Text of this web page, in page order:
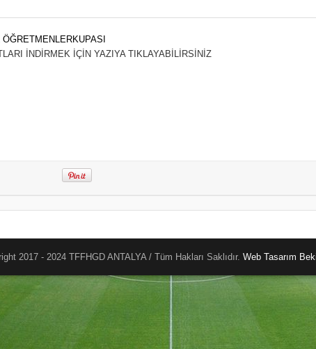
ÖĞRETMENLERKUPASI
İNDİRMEK İÇİN YAZIYA TIKLAYABİLİRSİNİZ
2017 - 2024 TFFHGD ANTALYA / Tüm Hakları Saklıdır. Web Tasarım